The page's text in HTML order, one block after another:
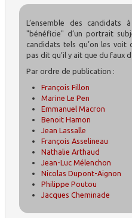
L’ensemble des candidats
"bénéficie" d’un portrait
candidats tels qu’on les voit
pas dit qu’il y ait que du faux
Par ordre de publication :
François Fillon
Marine Le Pen
Emmanuel Macron
Benoit Hamon
Jean Lassalle
François Asselineau
Nathalie Arthaud
Jean-Luc Mélenchon
Nicolas Dupont-Aignon
Philippe Poutou
Jacques Cheminade